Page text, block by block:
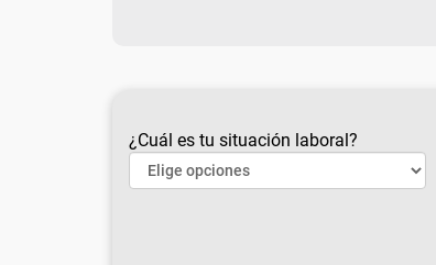
¿Cuál es tu situación laboral?